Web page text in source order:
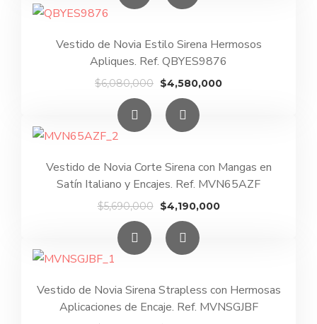
era:
Vestido de Novia Estilo Sirena Hermosos
Apliques. Ref. QBYES9876
$6,080,000 El
precio
original
era:
$4,580,000El
Vestido de Novia Corte Sirena con Mangas en
Satín Italiano y Encajes. Ref. MVN65AZF
$5,690,000 El
precio
original
era:
$4,190,000El
Vestido de Novia Sirena Strapless con Hermosas
Aplicaciones de Encaje. Ref. MVNSGJBF